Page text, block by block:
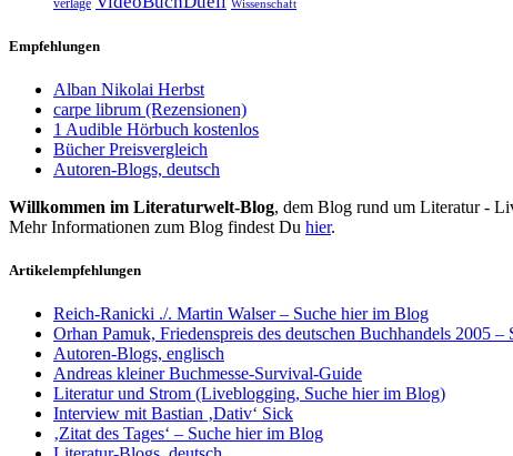
Wissenschaft
Empfehlungen
Alban Nikolai Herbst
carpe librum (Rezensionen)
1 Audible Hörbuch kostenlos
Bücher Preisvergleich
Autoren-Blogs, deutsch
Willkommen im Literaturwelt-Blog, dem Blog rund um Literatur -
Mehr Informationen zum Blog findest Du hier.
Artikelempfehlungen
Reich-Ranicki ./. Martin Walser – Suche hier im Blog
Orhan Pamuk, Friedenspreis des deutschen Buchhandels 2005
Autoren-Blogs, englisch
Andreas kleiner Buchmesse-Survival-Guide
Literatur und Strom (Liveblogging, Suche hier im Blog)
Interview mit Bastian ‚Dativ‘ Sick
‚Zitat des Tages‘ – Suche hier im Blog